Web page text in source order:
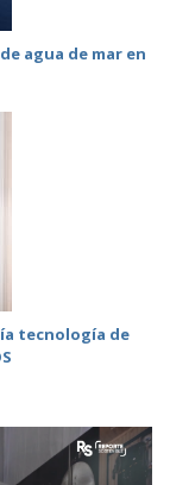
agua de mar en
tecnología de